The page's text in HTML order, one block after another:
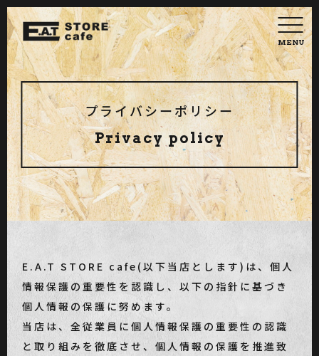
MENU
プライバシーポリシー
Privacy policy
E.A.T STORE cafe(以下当店とします)は、個人
情報保護の重要性を認識し、以下の指針に基づき
個人情報の保護に努めます。
当店は、全従業員に個人情報保護の重要性の認識
と取り組みを徹底させ、個人情報の保護を推進致